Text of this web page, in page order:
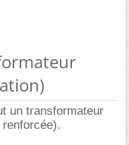
un transformateur